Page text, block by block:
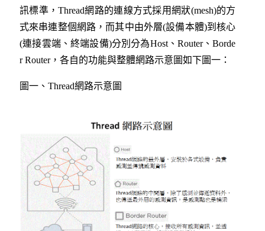
訊標準，Thread網路的連線方式採用網狀(mesh)的方
式來串連整個網路，而其中由外層(設備本體)到核心
(連接雲端、終端設備)分別分為Host、 Router、Borde
r Router，各自的功能與整體網路示意圖如下圖一：
圖一、 Thread網路示意圖